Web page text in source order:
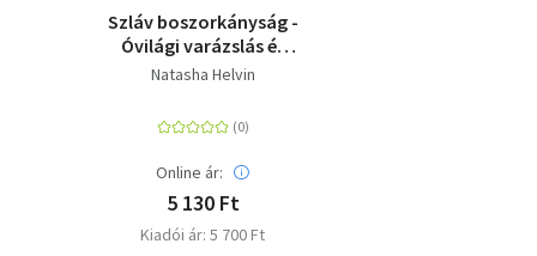
Szláv boszorkányság -
Óvilági varázslás és
néphagyomány
Natasha Helvin
Online ár:
5 130 Ft
Kiadói ár: 5 700 Ft